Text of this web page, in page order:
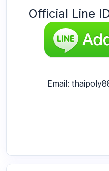
Official Line
Email: